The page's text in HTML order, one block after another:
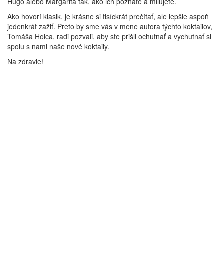
Ako hovorí klasik, je krásne si tisíckrát prečítať, ale lepšie aspoň
jedenkrát zažiť. Preto by sme vás v mene autora týchto koktailov,
Tomáša Holca, radi pozvali, aby ste prišli ochutnať a vychutnať si
spolu s nami naše nové koktaily.
Na zdravie!